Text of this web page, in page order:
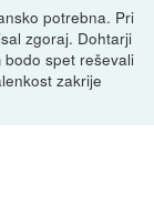
potrebna. Pri
zgoraj. Dohtarji
spet reševali
zakrije